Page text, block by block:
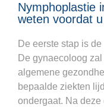
Nymphoplastie
weten voordat
De eerste stap is
De gynaecoloog
algemene
bepaalde ziekten
ondergaat. Na